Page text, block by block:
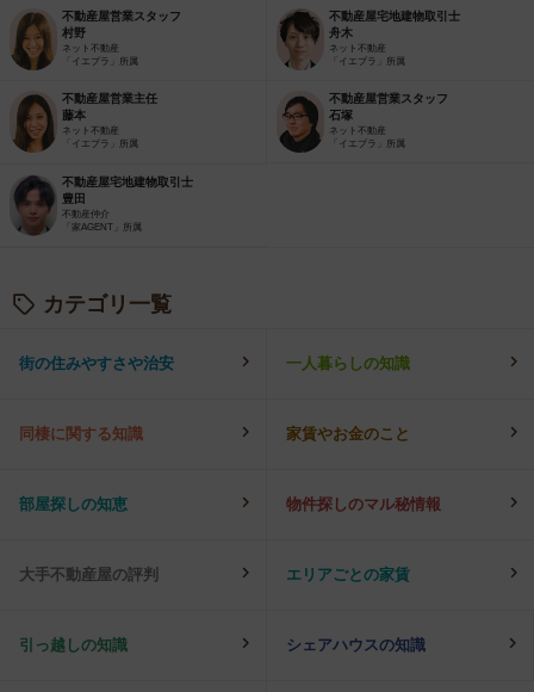
不動産屋営業スタッフ
村野
ネット不動産
「イエプラ」所属
不動産屋宅地建物取引士
舟木
ネット不動産
「イエプラ」所属
不動産屋営業主任
藤本
ネット不動産
「イエプラ」所属
不動産屋営業スタッフ
石塚
ネット不動産
「イエプラ」所属
不動産屋宅地建物取引士
豊田
不動産仲介
「家AGENT」所属
カテゴリ一覧
街の住みやすさや治安 一人暮らしの知識
同棲に関する知識 家賃やお金のこと
部屋探しの知恵 物件探しのマル秘情報
大手不動産屋の評判 エリアごとの家賃
引っ越しの知識 シェアハウスの知識